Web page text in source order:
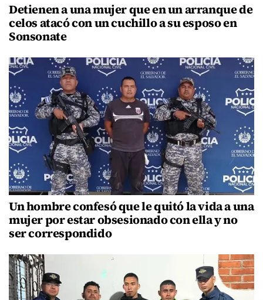
Detienen a una mujer que en un arranque de
celos atacó con un cuchillo a su esposo en
Sonsonate
Un hombre confesó que le quitó la vida a una
mujer por estar obsesionado con ella y no
ser correspondido